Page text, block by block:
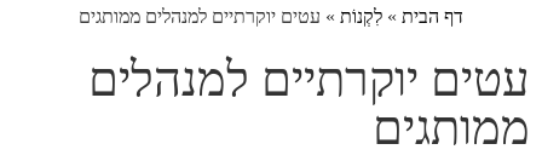
דף הבית»לִקְנוֹת»עטים יוקרתיים למנהלים ממותגים
עטים יוקרתיים למנהלים
ממותגים